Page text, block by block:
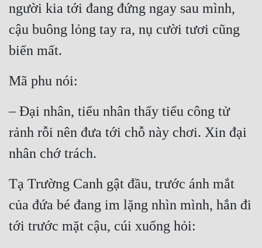
người kia tới đang đứng ngay sau mình,
cậu buông lỏng tay ra, nụ cười tươi cũng
biến mất.
Mã phu nói:
– Đại nhân, tiểu nhân thấy tiểu công tử
rảnh rỗi nên đưa tới chỗ này chơi. Xin đại
nhân chớ trách.
Tạ Trường Canh gật đầu, trước ánh mắt
của đứa bé đang im lặng nhìn mình, hắn đi
tới trước mặt cậu, cúi xuống hỏi: